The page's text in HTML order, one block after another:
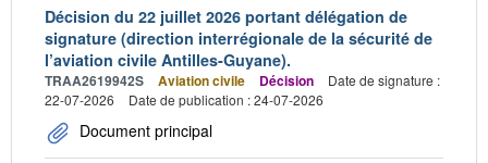
Décision du 22 juillet 2026 portant délégation de
signature (direction interrégionale de la sécurité de
l’aviation civile Antilles-Guyane).
TRAA2619942S Aviation civile Décision
Date de signature :
22-07-2026
Date de publication : 24-07-2026
Document principal